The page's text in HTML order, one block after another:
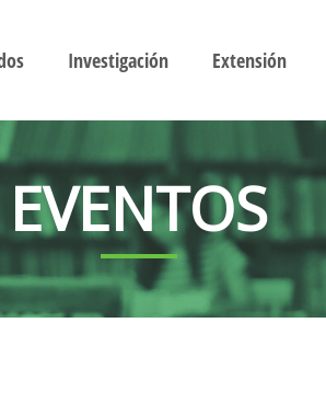
Investigación Extensión
EVENTOS